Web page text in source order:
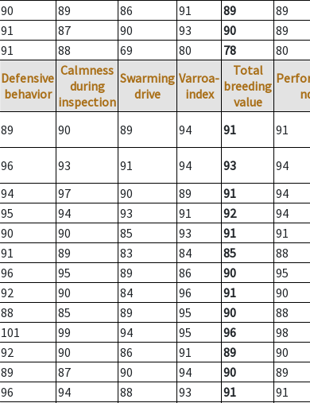
90 89 86 91 89
89
91 87 90 93 90
89
91 88 69 80 78 80
Defensive
behavior
Calmness
during
inspection
Swarming
drive
Varroa-
index
Total
breeding
value
89 90 89 94 91 91
96 93 91 94 93
94
94 97 90 89 91
94
95 94 93 91 92
94
90 90 85 93 91
91
91 89 83 84 85
88
96 95 89 86 90
95
92 90 84 96 91
90
88 85 89 95 90
88
101 99 94 95 96
98
92 90 86 91 89
90
89 87 90 94 90
89
96 94 88 93 91 91